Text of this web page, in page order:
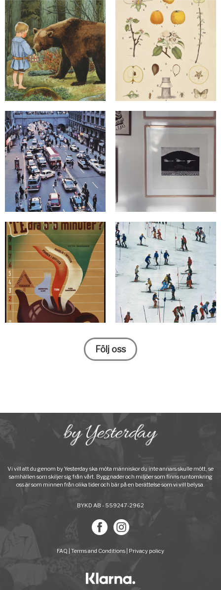
Följ oss
Vi vill att du genom by Yesterday ska möta människor du inte annars skulle mött, se
samhällen som skiljer sig från vårt. Byggnader och miljöer som finns runtomkring
oss är som minnen från olika tider och bär på en berättelse som vi vill belysa.
BYKD AB - 559247-2962
FAQ Terms and Conditions Privacy policy